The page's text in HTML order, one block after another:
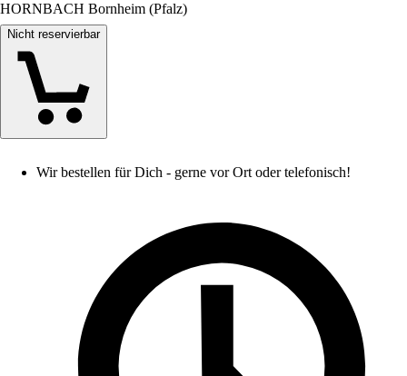
HORNBACH Bornheim (Pfalz)
Nicht reservierbar
Wir bestellen für Dich - gerne vor Ort oder telefonisch!